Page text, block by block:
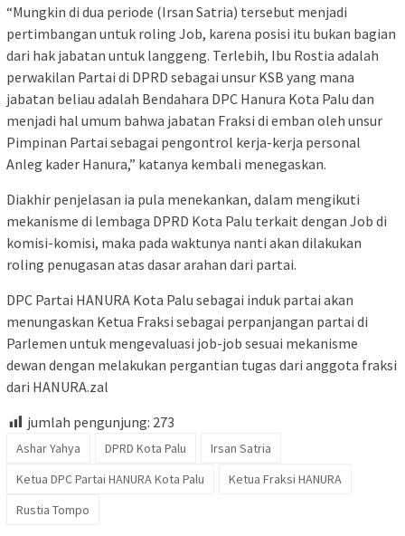
“Mungkin di dua periode (Irsan Satria) tersebut menjadi
pertimbangan untuk roling Job, karena posisi itu bukan bagian
dari hak jabatan untuk langgeng. Terlebih, Ibu Rostia adalah
perwakilan Partai di DPRD sebagai unsur KSB yang mana
jabatan beliau adalah Bendahara DPC Hanura Kota Palu dan
menjadi hal umum bahwa jabatan Fraksi di emban oleh unsur
Pimpinan Partai sebagai pengontrol kerja-kerja personal
Anleg kader Hanura,” katanya kembali menegaskan.
Diakhir penjelasan ia pula menekankan, dalam mengikuti
mekanisme di lembaga DPRD Kota Palu terkait dengan Job di
komisi-komisi, maka pada waktunya nanti akan dilakukan
roling penugasan atas dasar arahan dari partai.
DPC Partai HANURA Kota Palu sebagai induk partai akan
menungaskan Ketua Fraksi sebagai perpanjangan partai di
Parlemen untuk mengevaluasi job-job sesuai mekanisme
dewan dengan melakukan pergantian tugas dari anggota fraksi
dari HANURA.zal
jumlah pengunjung: 273
Ashar Yahya DPRD Kota Palu
Irsan Satria
Ketua DPC Partai HANURA Kota Palu
Ketua Fraksi HANURA
Rustia Tompo